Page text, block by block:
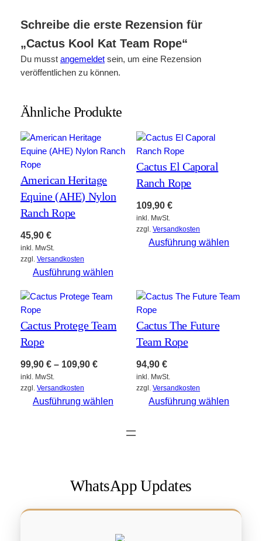
Schreibe die erste Rezension für
„Cactus Kool Kat Team Rope“
Du musst angemeldetsein, um eine Rezension
veröffentlichen zu können.
Ähnliche Produkte
American Heritage
Equine (AHE) Nylon
Ranch Rope
45,90 €
inkl. MwSt.
zzgl. Versandkosten
Ausführung wählen
Cactus El Caporal
Ranch Rope
109,90€
inkl. MwSt.
zzgl.Versandkosten
Ausführung wählen
Cactus Protege Team
Rope
99,90 €– 109,90 €
inkl. MwSt.
zzgl. Versandkosten
Ausführung wählen
Cactus The Future
Team Rope
94,90€
inkl. MwSt.
zzgl.Versandkosten
Ausführung wählen
WhatsApp Updates